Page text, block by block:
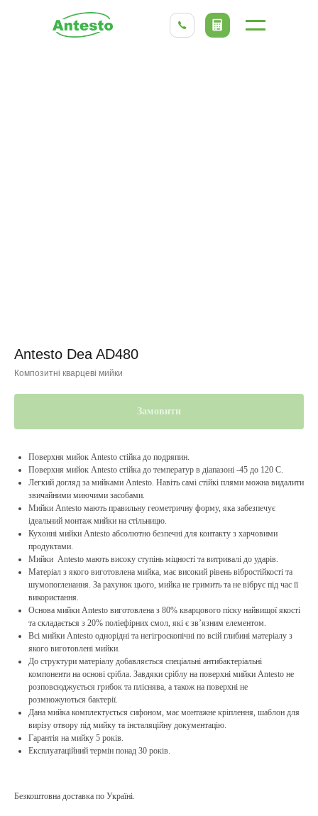
Antesto Dea AD480
Композитні кварцеві мийки
Замовити
Поверхня мийок Antesto стійка до подряпин.
Поверхня мийок Antesto стійка до температур в діапазоні -45 до 120 С.
Легкий догляд за мийками Antesto. Навіть самі стійкі плями можна видалити
звичайними миючими засобами.
Мийки Antesto мають правильну геометричну форму, яка забезпечує
ідеальний монтаж мийки на стільницю.
Кухонні мийки Antesto абсолютно безпечні для контакту з харчовими
продуктами.
Мийки Antesto мають високу ступінь міцності та витривалі до ударів.
Матеріал з якого виготовлена мийка, має високий рівень вібростійкості та
шумопогленання. За рахунок цього, мийка не гримить та не вібрує під час її
використання.
Основа мийки Antesto виготовлена з 80% кварцового піску найвищої якості
та складається з 20% поліефірних смол, які є зв’язним елементом.
Всі мийки Antesto однорідні та негігроскопічні по всій глибині матеріалу з
якого виготовлені мийки.
До структури матеріалу добавляється спеціальні антибактеріальні
компоненти на основі срібла. Завдяки сріблу на поверхні мийки Antesto не
розповсюджується грибок та пліснява, а також на поверхні не
розмножуються бактерії.
Дана мийка комплектується сифоном, має монтажне кріплення, шаблон для
вирізу отвору під мийку та інсталяційну документацію.
Гарантія на мийку 5 років.
Експлуатаційний термін понад 30 років.
Безкоштовна доставка по Україні.